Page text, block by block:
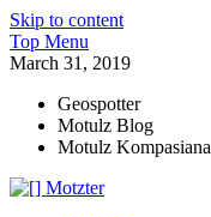
Skip to content
Top Menu
March 31, 2019
Geospotter
Motulz Blog
Motulz Kompasiana